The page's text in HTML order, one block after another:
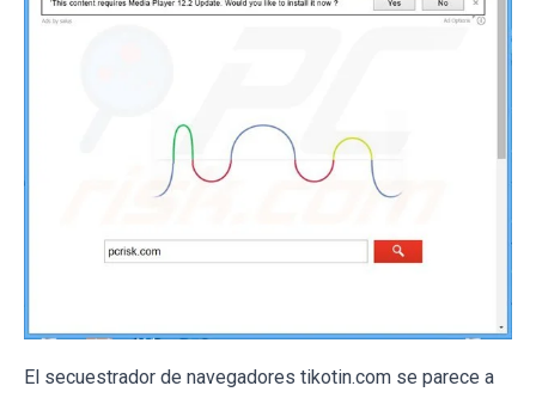
El secuestrador de navegadores tikotin.com se parece a